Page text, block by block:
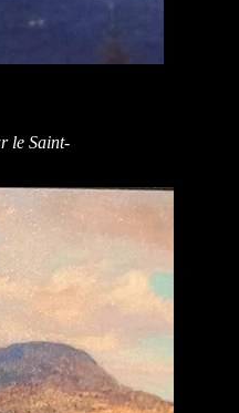
le Saint-